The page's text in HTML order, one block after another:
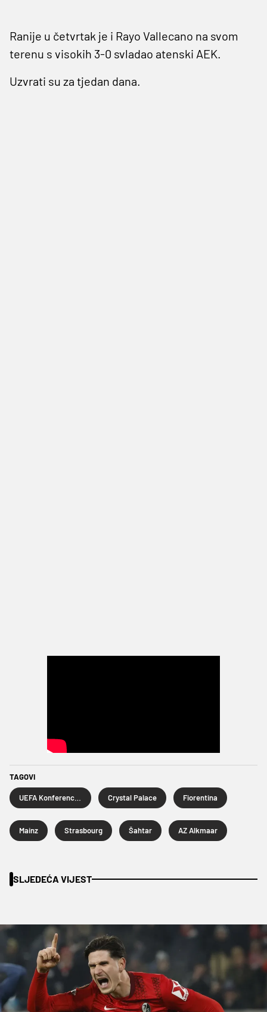
Ranije u četvrtak je i Rayo Vallecano na svom
terenu s visokih 3-0 svladao atenski AEK.
Uzvrati su za tjedan dana.
TAGOVI
Crystal Palace Fiorentina
Mainz Strasbourg Šahtar AZ Alkmaar
SLJEDEĆA VIJEST